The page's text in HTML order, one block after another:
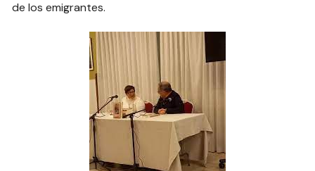
de los emigrantes.